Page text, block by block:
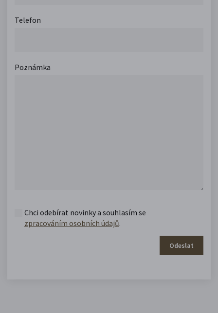
Telefon
Poznámka
Chci odebírat novinky a souhlasím se
zpracováním osobních údajů.
Odeslat